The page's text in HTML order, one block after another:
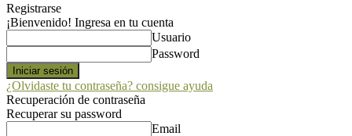
Registrarse
¡Bienvenido! Ingresa en tu cuenta
Usuario
Password
¿Olvidaste tu contraseña? consigue ayuda
Recuperación de contraseña
Recuperar su password
Email